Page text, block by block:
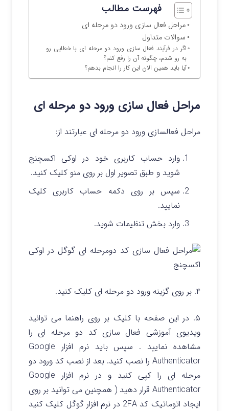
فهرست مطالب
مراحل فعال سازی ورود دو مرحله ای
سوالات متداول
اگر در فرآیند فعال سازی ورود دو مرحله ای با خطایی رو
به رو شدم، چگونه آن را رفع کنم؟
آیا باید همین الان این کار را انجام بدهم؟
مراحل فعال سازی ورود دو مرحله ای
مراحل فعالسازی ورود دو مرحله ای عبارتند از:
وارد حساب کاربری خود در اوکی اکسچنج
شوید و طبق تصویر اول بر روی منو کلیک کنید.
سپس بر روی دکمه حساب کاربری کلیک
نمایید.
وارد بخش تنظیمات شوید.
۴. بر روی گزینه ورود دو مرحله ای کلیک کنید.
۵. در این صفحه با کلیک بر روی راهنما می توانید
ویدیوی آموزشی فعال سازی کد دو مرحله ای را
مشاهده نمایید . سپس باید نرم افزار Google
Authenticator را نصب کنید. بعد از نصب کد ورود دو
مرحله ای را کپی کنید و در نرم افزار Google
Authenticator قرار دهید ( همچنین می توانید بر روی
ایجاد اتوماتیک کد 2FA در نرم افزار گوگل کلیک کنید